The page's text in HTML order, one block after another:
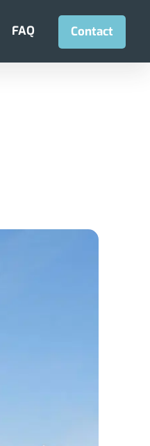
FAQ Contact